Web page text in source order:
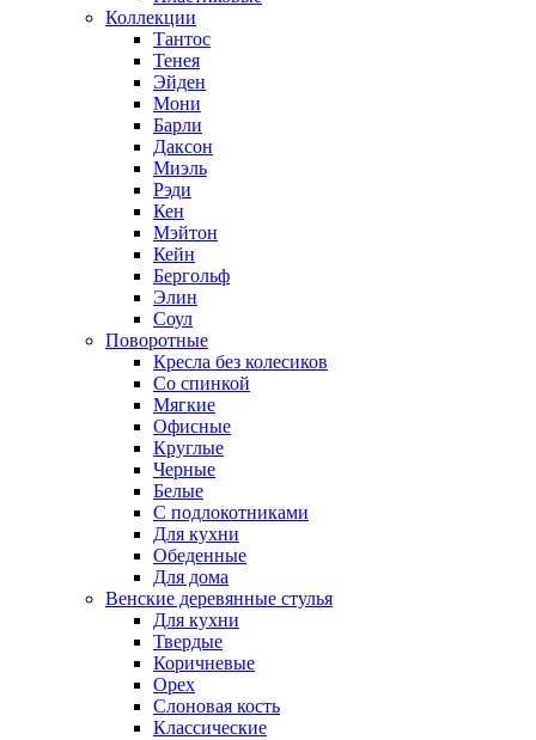
Коллекции
Тантос
Тенея
Эйден
Мони
Барли
Даксон
Миэль
Рэди
Кен
Мэйтон
Кейн
Бергольф
Элин
Соул
Поворотные
Кресла без колесиков
Со спинкой
Мягкие
Офисные
Круглые
Черные
Белые
С подлокотниками
Для кухни
Обеденные
Для дома
Венские деревянные стулья
Для кухни
Твердые
Коричневые
Орех
Слоновая кость
Классические